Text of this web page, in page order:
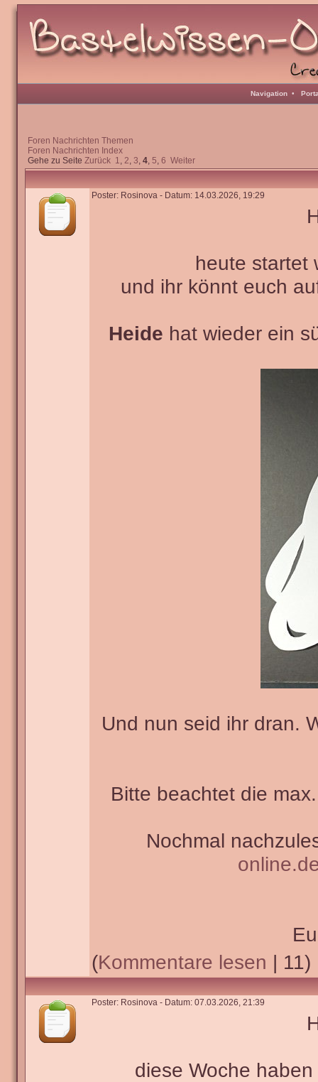
Navigation •
Foren Nachrichten Themen
Foren Nachrichten Index
Gehe zu Seite Zurück 1, 2, 3, 4, 5, 6 Weiter
Poster: Rosinova - Datum: 14.03.2026, 19:29
heute startet
und ihr könnt euch
Heide hat wieder ein
Und nun seid ihr dran.
Bitte beachtet die
Nochmal
(Kommentare lesen | 11)
Poster: Rosinova - Datum: 07.03.2026, 21:39
diese Woche